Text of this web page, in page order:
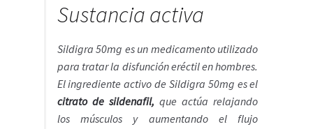
Sustancia activa
Sildigra 50mg es un medicamento utilizado
para tratar la disfunción eréctil en hombres.
El ingrediente activo de Sildigra 50mg es el
citrato de sildenafil, que actúa relajando
los músculos y aumentando el flujo